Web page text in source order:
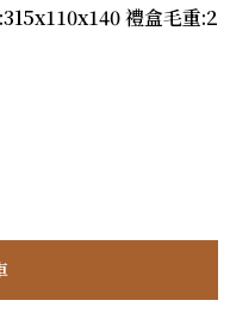
禮盒毛重:2